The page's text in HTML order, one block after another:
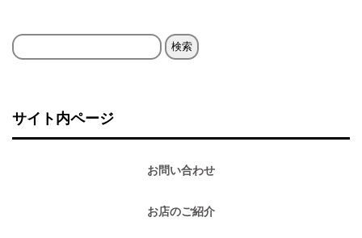
検
サイト内ページ
お問い合わせ
お店のご紹介